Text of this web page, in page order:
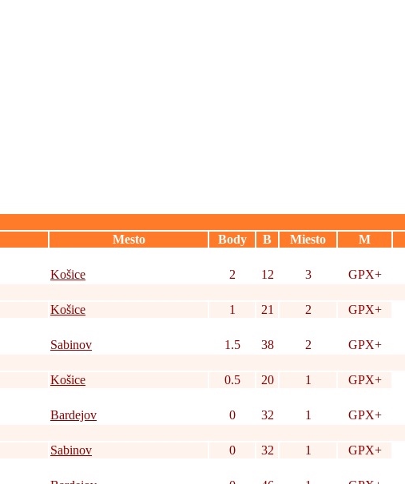
Mesto Body B Miesto M
Košice 2 12 3
GPX+
Košice 1 21 2
GPX+
Sabinov 1.5 38 2
GPX+
Košice 0.5 20 1
GPX+
Bardejov 0 32 1
GPX+
Sabinov 0 32 1
GPX+